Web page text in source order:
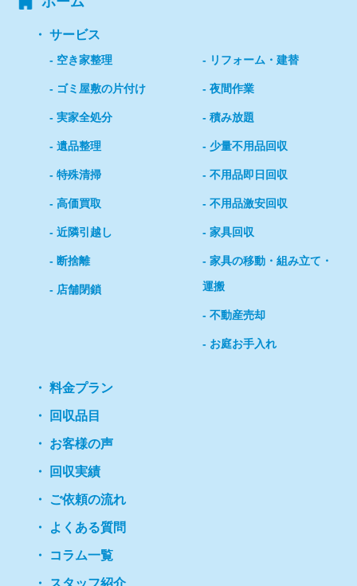
サービス
空き家整理
ゴミ屋敷の片付け
実家全処分
遺品整理
特殊清掃
高価買取
近隣引越し
断捨離
店舗閉鎖
リフォーム・建替
夜間作業
積み放題
少量不用品回収
不用品即日回収
不用品激安回収
家具回収
家具の移動・組み立て・
運搬
不動産売却
お庭お手入れ
料金プラン
回収品目
お客様の声
回収実績
ご依頼の流れ
よくある質問
コラム一覧
スタッフ紹介